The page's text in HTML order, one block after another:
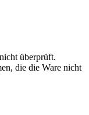
überprüft.
die die Ware nicht